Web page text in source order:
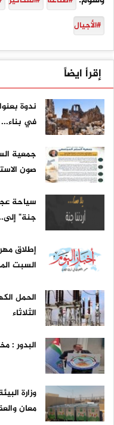
#الأجيال
إقرأ ايضاً
ندوة
في بناء...
جمعية
صون
سياحة
جنة"
إطلاق
السبت
الثلاثاء
البدور :
معان